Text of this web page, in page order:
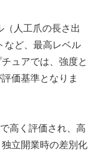
人工爪の長さ出
など、最高レベル
ュアでは、強度と
価基準となりま
高く評価され、高
立開業時の差別化